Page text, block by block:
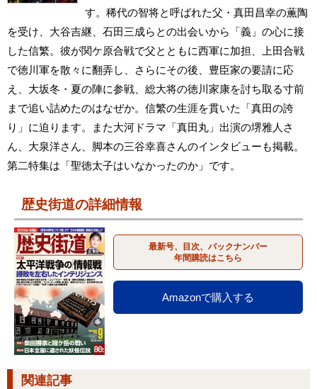
す。稀代の智将と呼ばれた父・真田昌幸の薫陶
を受け、大谷吉継、石田三成らとの出会いから「義」の心に接
した信繁。彼が関ケ原合戦で父とともに西軍に加担、上田合戦
で徳川軍を散々に翻弄し、さらにその後、豊臣家の要請に応
え、大坂冬・夏の陣に参戦、総大将の徳川家康を討ち取る寸前
まで追い詰めたのはなぜか。信繁の生涯を貫いた「真田の誇
り」に迫ります。また大河ドラマ「真田丸」出演の堺雅人さ
ん、大泉洋さん、脚本の三谷幸喜さんのインタビューも掲載。
第二特集は「聖徳太子はいなかったのか」です。
歴史街道の詳細情報
最新号、目次、バックナンバー
年間購読はこちら
Amazonで購入する
関連記事